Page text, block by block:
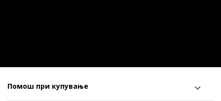
Помош при купување